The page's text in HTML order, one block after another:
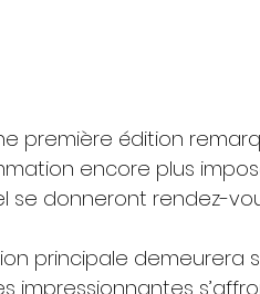
première édition
encore plus
se donneront rendez-
principale demeurera
impressionnantes